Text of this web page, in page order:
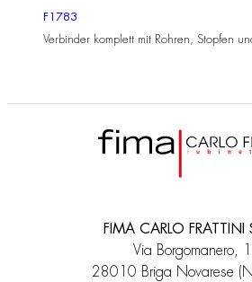
F1783
Verbinder komplett mit Rohren, Stopfen
FIMA CARLO
Via Borgomanero,
28010 Briga Novarese